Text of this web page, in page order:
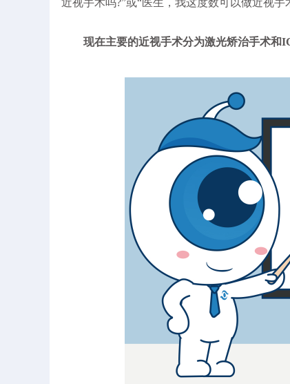
近视手术吗?”或“医生，我这度数可以做近视手
现在主要的近视手术分为激光矫治手术和